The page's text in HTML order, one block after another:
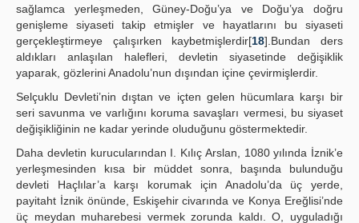
sağlamca yerleşmeden, Güney-Doğu’ya ve Doğu’ya doğru
genişleme siyaseti takip etmişler ve hayatlarını bu siyaseti
gerçekleştirmeye çalışırken kaybetmişlerdir[18].Bundan ders
aldıkları anlaşılan halefleri, devletin siyasetinde değişiklik
yaparak, gözlerini Anadolu’nun dışından içine çevirmişlerdir.
Selçuklu Devleti’nin dıştan ve içten gelen hücumlara karşı bir
seri savunma ve varlığını koruma savaşları vermesi, bu siyaset
değişikliğinin ne kadar yerinde oluduğunu göstermektedir.
Daha devletin kurucularından I. Kılıç Arslan, 1080 yılında İznik’e
yerleşmesinden kısa bir müddet sonra, başında bulunduğu
devleti Haçlılar’a karşı korumak için Anadolu’da üç yerde,
payitaht İznik önünde, Eskişehir civarında ve Konya Ereğlisi’nde
üç meydan muharebesi vermek zorunda kaldı. O, uyguladığı